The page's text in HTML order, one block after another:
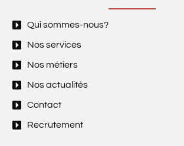
Qui sommes-nous?
Nos services
Nos métiers
Nos actualités
Contact
Recrutement